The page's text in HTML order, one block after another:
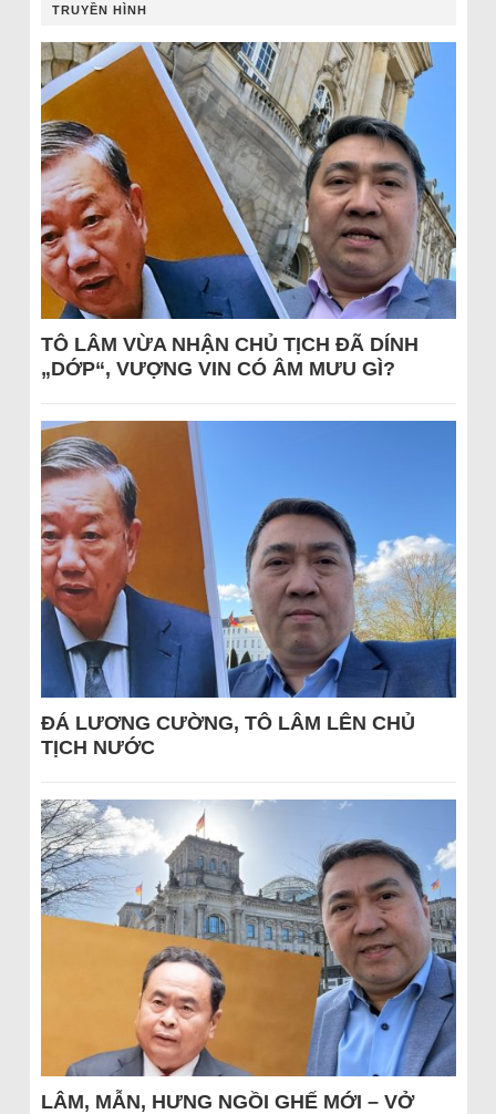
TRUYỀN HÌNH
TÔ LÂM VỪA NHẬN CHỦ TỊCH ĐÃ DÍNH
„DỚP“, VƯỢNG VIN CÓ ÂM MƯU GÌ?
ĐÁ LƯƠNG CƯỜNG, TÔ LÂM LÊN CHỦ
TỊCH NƯỚC
LÂM, MẪN, HƯNG NGỒI GHẾ MỚI – VỞ